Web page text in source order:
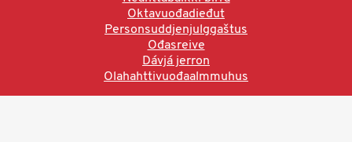
Oktavuođadieđut
Personsuddjenjulggaštus
Ođasreive
Dávjá jerron
Olahahttivuođaalmmuhus